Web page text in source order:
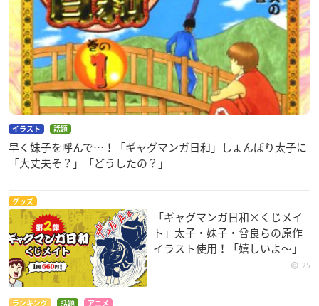
イラスト 話題
早く妹子を呼んで…！「ギャグマンガ日和」しょんぼり太子に
「大丈夫そ？」「どうしたの？」
グッズ
「ギャグマンガ日和×くじメイ
ト」太子・妹子・曾良らの原作
イラスト使用！「嬉しいよ～」
25
ランキング 話題 アニメ